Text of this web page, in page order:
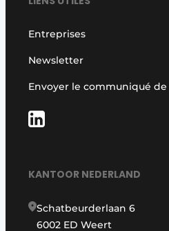
Entreprises
Newsletter
Envoyer le communiqué de
KANTOOR NEDERLAND
Schatbeurderlaan 6
6002 ED Weert